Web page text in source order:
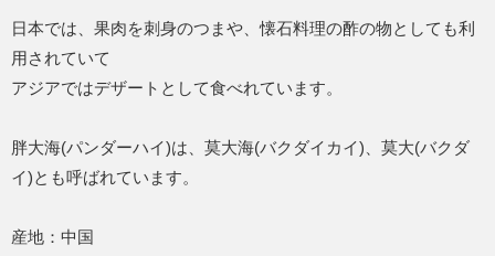
日本では、果肉を刺身のつまや、懐石料理の酢の物としても利
用されていて
アジアではデザートとして食べれています。
胖大海(パンダーハイ)は、莫大海(バクダイカイ)、莫大(バクダ
イ)とも呼ばれています。
産地：中国